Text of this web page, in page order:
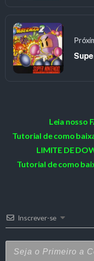
Leia nosso
Tutorial de como
LIMITE DE
Tutorial de como
Inscrever-se